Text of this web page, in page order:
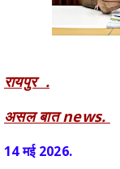
योजना के कार्यों की